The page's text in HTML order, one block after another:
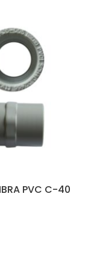
PVC C-40